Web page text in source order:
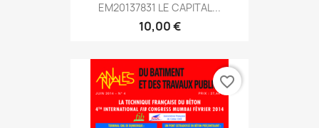
EM20137831 LE CAPITAL...
10,00 €
favorite_border